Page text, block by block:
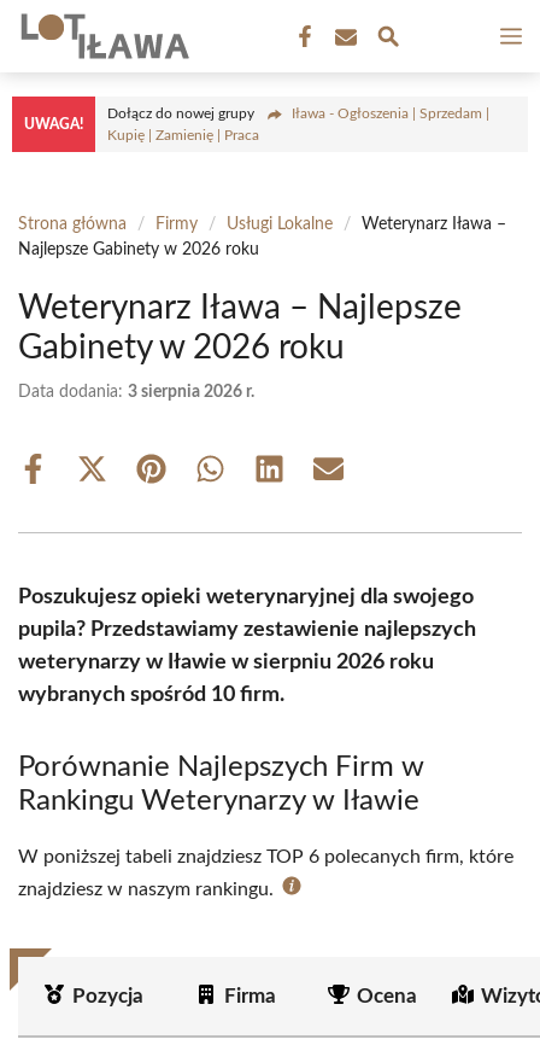
Przejdź
treści
UWAGA!
Dołącz do nowej grupy
Iława - Ogłoszenia | Sprzedam |
Kupię | Zamienię | Praca
Strona główna / Firmy / Usługi Lokalne /
Weterynarz Iława –
Najlepsze Gabinety w 2026 roku
Weterynarz Iława – Najlepsze
Gabinety w 2026 roku
Data dodania: 3 sierpnia 2026 r.
Share
Share
(Twitter)
Share Share Share Share
Poszukujesz opieki weterynaryjnej dla swojego
pupila? Przedstawiamy zestawienie najlepszych
weterynarzy w Iławie w sierpniu 2026 roku
wybranych spośród 10 firm.
Porównanie Najlepszych Firm w
Rankingu Weterynarzy w Iławie
W poniższej tabeli znajdziesz TOP 6 polecanych firm, które
znajdziesz w naszym rankingu.
Pozycja Firma Ocena